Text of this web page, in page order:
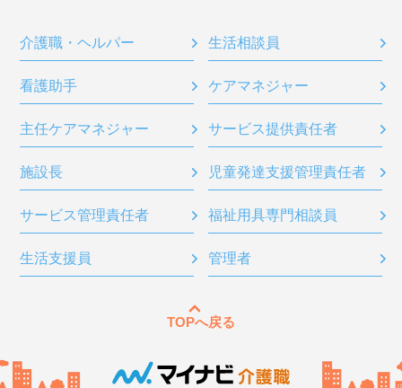
介護職・ヘルパー 生活相談員
看護助手 ケアマネジャー
主任ケアマネジャー サービス提供責任者
施設長 児童発達支援管理責任者
サービス管理責任者 福祉用具専門相談員
生活支援員 管理者
TOPへ戻る